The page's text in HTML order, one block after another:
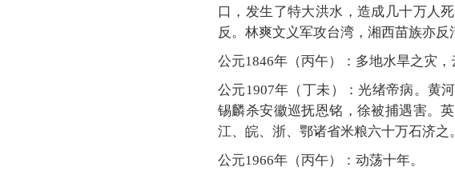
口，发生了特大洪水，造成几十万人
反。林爽文义军攻台湾，湘西苗族亦反
公元1846年（丙午）：多地水旱之灾
公元1907年（丁未）：光绪帝病。黄
锡麟杀安徽巡抚恩铭，徐被捕遇害。
江、皖、浙、鄂诸省米粮六十万石济之。
公元1966年（丙午）：动荡十年。